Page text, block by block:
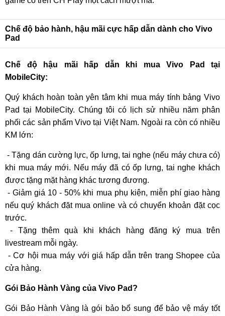
Chế độ bảo hành, hậu mãi cực hấp dẫn dành cho Vivo
Pad
Chế độ hậu mãi hấp dẫn khi mua Vivo Pad tại
MobileCity:
Quý khách hoàn toàn yên tâm khi mua máy tính bảng Vivo
Pad tại MobileCity. Chúng tôi có lịch sử nhiều năm phân
phối các sản phẩm Vivo tại Việt Nam. Ngoài ra còn có nhiều
KM lớn:
- Tặng dán cường lực, ốp lưng, tai nghe (nếu máy chưa có)
khi mua máy mới. Nếu máy đã có ốp lưng, tai nghe khách
được tặng mặt hàng khác tương đương.
- Giảm giá 10 - 50% khi mua phụ kiện, miễn phí giao hàng
nếu quý khách đặt mua online và có chuyển khoản đặt cọc
trước.
- Tặng thêm quà khi khách hàng đăng ký mua trên
livestream mỗi ngày.
- Cơ hội mua máy với giá hấp dẫn trên trang Shopee của
cửa hàng.
Gói Bảo Hành Vàng của Vivo Pad?
Gói Bảo Hành Vàng là gói bảo bổ sung để bảo vệ máy tốt